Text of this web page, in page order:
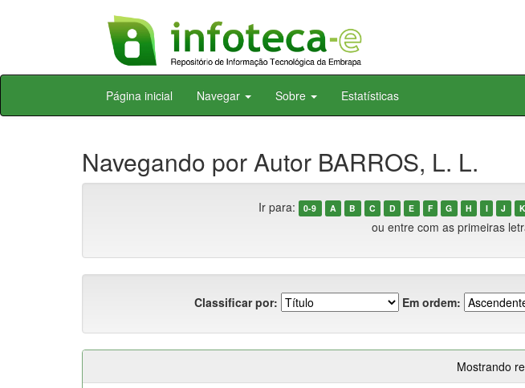
Skip
Página inicial Navegar Sobre Estatísticas
Navegando por Autor BARROS, L. L.
Ir para: 0-9 A B C D E F G H I J K
ou entre com as primeiras
Classificar por: Em ordem:
Mostrando